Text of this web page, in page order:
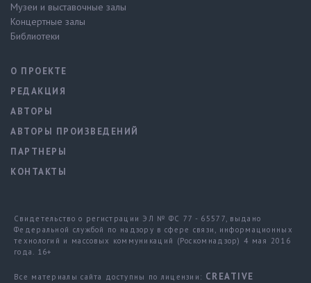
Музеи и выставочные залы
Концертные залы
Библиотеки
О ПРОЕКТЕ
РЕДАКЦИЯ
АВТОРЫ
АВТОРЫ ПРОИЗВЕДЕНИЙ
ПАРТНЕРЫ
КОНТАКТЫ
Свидетельство о регистрации ЭЛ № ФС 77 - 65577, выдано
Федеральной службой по надзору в сфере связи, информационных
технологий и массовых коммуникаций (Роскомнадзор) 4 мая 2016
года. 16+
Все материалы сайта доступны по лицензии: CREATIVE